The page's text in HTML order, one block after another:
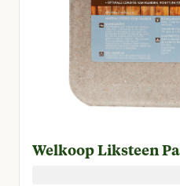
Welkoop Liksteen